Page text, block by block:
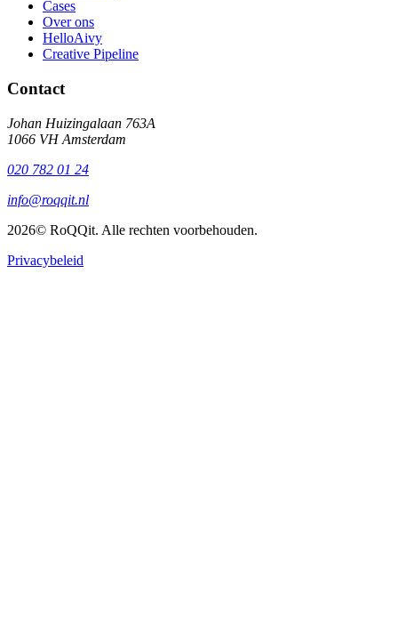
Cases
Over ons
HelloAivy
Creative Pipeline
Contact
Johan Huizingalaan 763A
1066 VH Amsterdam
020 782 01 24
info@roqqit.nl
2026© RoQQit. Alle rechten voorbehouden.
Privacybeleid